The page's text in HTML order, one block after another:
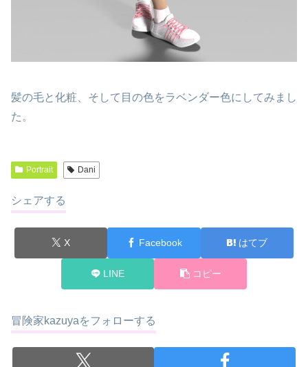
髪の毛と化粧、そして目の色をラベンダー色にしてみまし
た。
Portrait Dani
シェアする
X Facebook はてブ
LINE コピー
冒険家kazuyaをフォローする